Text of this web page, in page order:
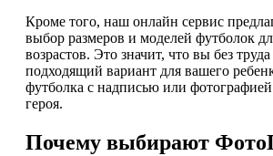
Кроме того, наш онлайн сервис
выбор размеров и моделей футболок
возрастов. Это значит, что вы без
подходящий вариант для вашего
футболка с надписью или
героя.
Почему выбирают